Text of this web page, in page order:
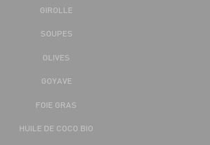
GIROLLE
SOUPES
OLIVES
GOYAVE
FOIE GRAS
HUILE DE COCO BIO